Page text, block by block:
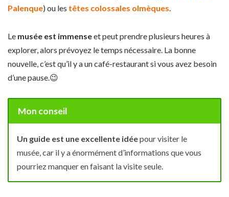
Palenque) ou les têtes colossales olmèques.
Le musée est immenseet peut prendre plusieurs heures à
explorer, alors prévoyez le temps nécessaire. La bonne
nouvelle, c’est qu’il y a un café-restaurant si vous avez besoin
d’une pause. 😉
Mon conseil
Un guide est une excellente idéepour visiter le
musée, car il y a énormément d’informations que vous
pourriez manquer en faisant la visite seule.